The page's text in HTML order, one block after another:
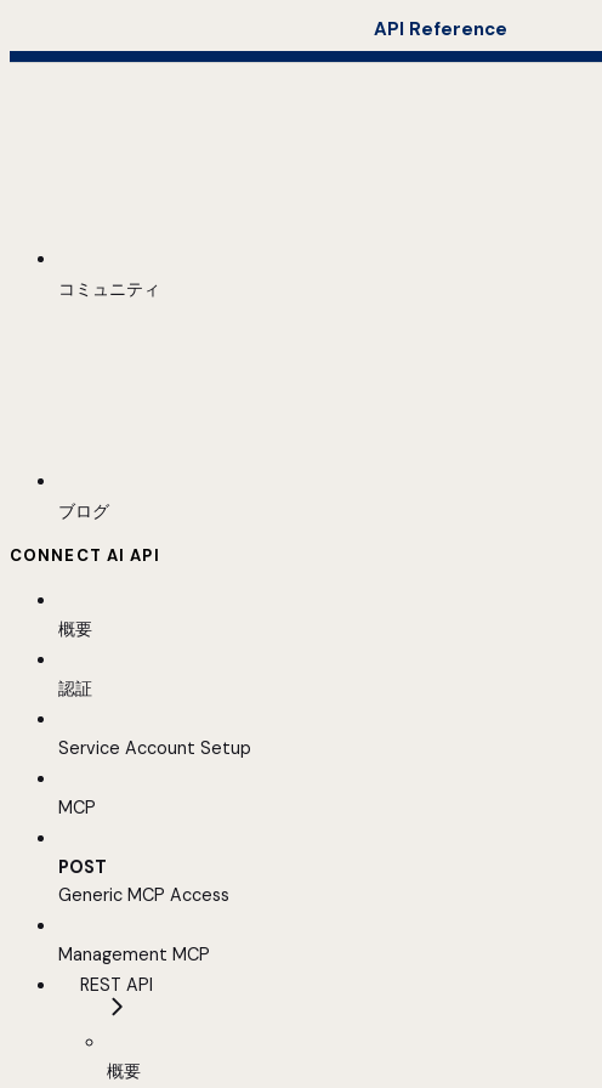
API Reference
コミュニティ
ブログ
CONNECT AI API
概要
認証
Service Account Setup
MCP
POST
Generic MCP Access
Management MCP
REST API
概要